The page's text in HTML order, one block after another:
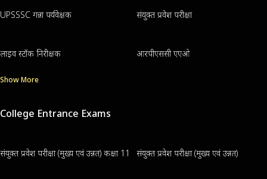
UPSSSC गन्ना पर्यवेक्षक संयुक्त प्रवेश परीक्षा
लाइव स्टॉक निरीक्षक आरपीएससी एएओ
Show More
College Entrance Exams
संयुक्त प्रवेश परीक्षा (मुख्य एवं उन्नत) कक्षा 11 संयुक्त प्रवेश परीक्षा (मुख्य एवं उन्नत)